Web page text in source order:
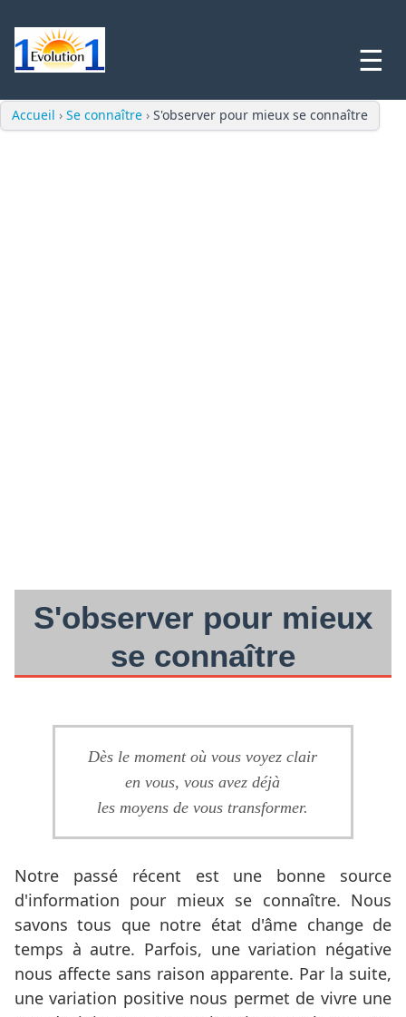
☰
Accueil › Se connaître › S'observer pour mieux se connaître
S'observer pour mieux
se connaître
Dès le moment où vous voyez clair
en vous, vous avez déjà
les moyens de vous transformer.
Notre passé récent est une bonne source
d'information pour mieux se connaître. Nous
savons tous que notre état d'âme change de
temps à autre. Parfois, une variation négative
nous affecte sans raison apparente. Par la suite,
une variation positive nous permet de vivre une